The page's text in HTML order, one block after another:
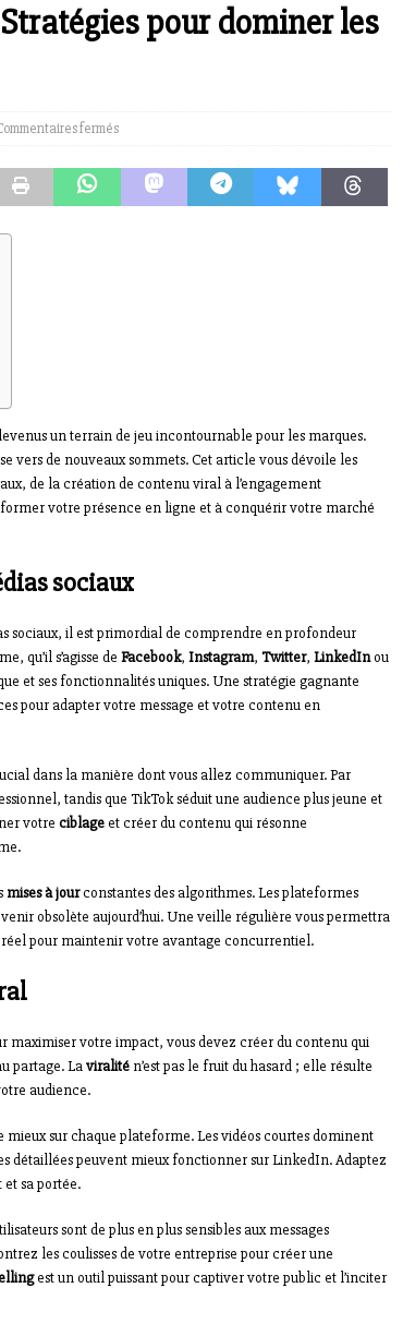
pour dominer les
fermés
un terrain de jeu incontournable pour les marques.
de nouveaux sommets. Cet article vous dévoile les
de la création de contenu viral à l’engagement
votre présence en ligne et à conquérir votre marché
sociaux
sociaux, il est primordial de comprendre en profondeur
qu’il s’agisse de Facebook, Instagram, Twitter, LinkedInou
et ses fonctionnalités uniques. Une stratégie gagnante
pour adapter votre message et votre contenu en
dans la manière dont vous allez communiquer. Par
tandis que TikTok séduit une audience plus jeune et
votre ciblageet créer du contenu qui résonne
mises à jourconstantes des algorithmes. Les plateformes
obsolète aujourd’hui. Une veille régulière vous permettra
réel pour maintenir votre avantage concurrentiel.
maximiser votre impact, vous devez créer du contenu qui
partage. Laviralité n’est pas le fruit du hasard ; elle résulte
audience.
sur chaque plateforme. Les vidéos courtes dominent
détaillées peuvent mieux fonctionner sur LinkedIn. Adaptez
sa portée.
sont de plus en plus sensibles aux messages
les coulisses de votre entreprise pour créer une
est un outil puissant pour captiver votre public et l’inciter